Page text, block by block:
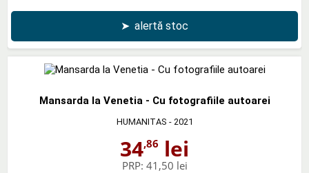
➤ alertă stoc
Mansarda la Venetia - Cu fotografiile autoarei
HUMANITAS - 2021
34,86 lei
PRP: 41,50 lei